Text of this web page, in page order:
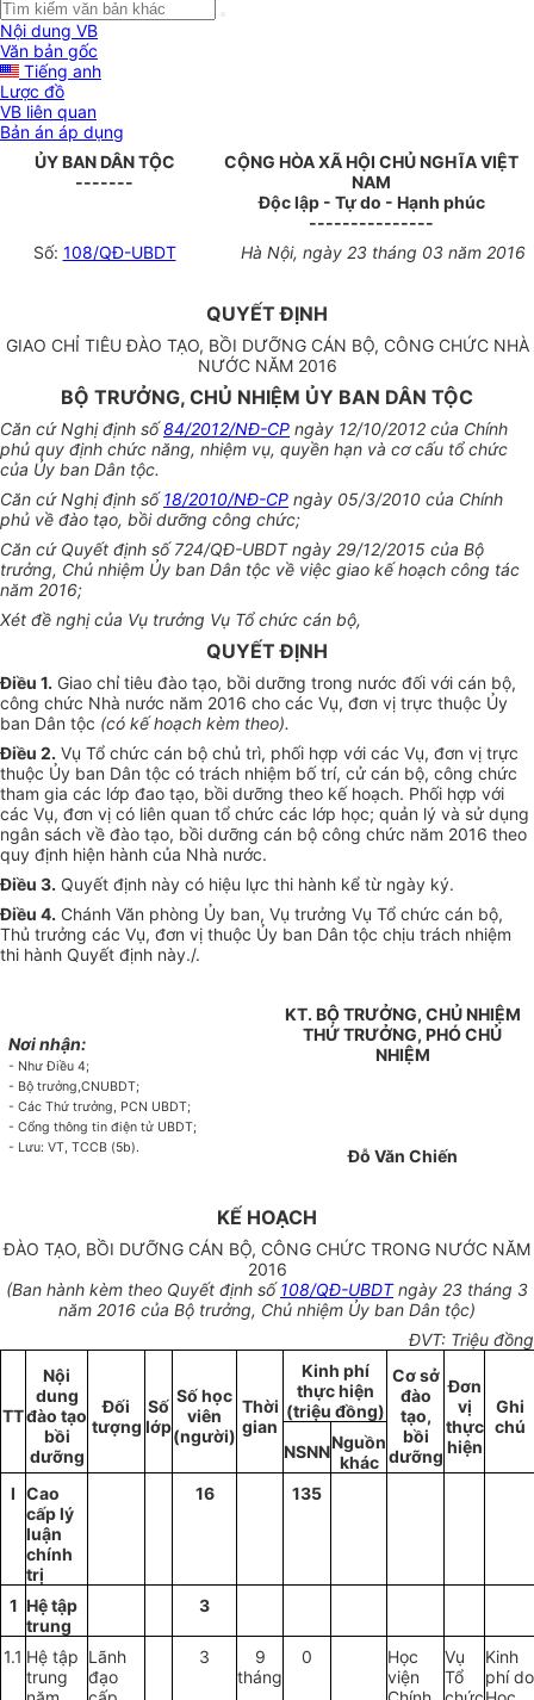
Nội dung VB
Văn bản gốc
Tiếng anh
Lược đồ
VB liên quan
Bản án áp dụng
ỦY BAN DÂN TỘC
-------
CỘNG HÒA XÃ HỘI CHỦ NGHĨA VIỆT
NAM
Độc lập - Tự do - Hạnh phúc
---------------
Số: 108/QĐ-UBDT Hà Nội, ngày 23 tháng 03 năm 2016
QUYẾT ĐỊNH
GIAO CHỈ TIÊU ĐÀO TẠO, BỒI DƯỠNG CÁN BỘ, CÔNG CHỨC NHÀ
NƯỚC NĂM 2016
BỘ TRƯỞNG, CHỦ NHIỆM ỦY BAN DÂN TỘC
Căn cứNghị định số 84/2012/NĐ-CP ngày 12/10/2012 của Chính
phủ quy định chức năng, nhiệm vụ, quyền hạn và cơ cấu tổ chức
của Ủy ban Dân tộc.
Căn cứNghị định số 18/2010/NĐ-CP ngày 05/3/2010 của Chính
phủ về đào tạo, bồi dưỡng công chức;
Căn cứ Quyết định số724/QĐ-UBDT ngày 29/12/2015 của Bộ
trưởng, Chủ nhiệm Ủy ban Dân tộc về việc giao kế hoạch công tác
năm 2016;
Xét đề nghị của Vụ trưởng Vụ Tổ chức cán bộ,
QUYẾT ĐỊNH
Điều 1. Giao chỉtiêu đào tạo, bồi dưỡng trong nước đối với cán bộ,
công chức Nhà nước năm 2016 cho các Vụ, đơn vị trực thuộc Ủy
ban Dân tộc (có kế hoạch kèm theo).
Điều 2. Vụ Tổ chức cán bộ chủ trì, phối hợp với các Vụ, đơn vị trực
thuộc Ủy ban Dân tộc có trách nhiệm bốtrí, cử cán bộ, công chức
tham gia các lớp đao tạo, bồi dưỡng theo kế hoạch. Phối hợp với
các Vụ, đơn vị có liên quan tổ chức các lớp học; quản lý và sử dụng
ngân sách về đào tạo, bồi dưỡng cán bộ công chức năm 2016 theo
quy định hiện hành của Nhà nước.
Điều 3. Quyết định này có hiệu lực thi hành kể từ ngày ký.
Điều 4. Chánh Văn phòng Ủy ban, Vụ trưởng Vụ Tổ chức cán bộ,
Thủ trưởng các Vụ, đơn vị thuộc Ủy ban Dân tộc chịu trách nhiệm
thi hành Quyết định này./.
Nơi nhận:
- Như Điều 4;
- Bộ trưởng,CNUBDT;
- Các Thứ trưởng, PCN UBDT;
- Cổng thông tin điện tử UBDT;
- Lưu: VT, TCCB (5b).
KT. BỘ TRƯỞNG, CHỦ NHIỆM
THỨ TRƯỞNG, PHÓ CHỦ
NHIỆM
Đỗ Văn Chiến
KẾ HOẠCH
ĐÀO TẠO, BỒI DƯỠNG CÁN BỘ, CÔNG CHỨC TRONG NƯỚC NĂM
2016
(Ban hành kèm theo Quyết định số108/QĐ-UBDTngày 23 tháng 3
năm 2016 của Bộ trưởng, Chủ nhiệm Ủy ban Dân tộc)
ĐVT: Triệu đồng
TT
Nội
dung
đào tạo
bồi
dưỡng
Đối
tượng
Số
lớp
Số học
viên
(người)
Thời
gian
Kinh phí
thực hiện
(triệu đồng)
Cơ sở
đào
tạo,
bồi
dưỡng
Đơn
vị
thực
hiện
Ghi
chú
NSNNNguồn
khác
I Cao
cấp lý
luận
chính
trị
16 135
1 Hệ tập
trung
3
1.1 Hệ tập
trung
Lãnh
đạo
3
9
tháng
0
Học
viện
Vụ
Tổ
Kinh
phí do